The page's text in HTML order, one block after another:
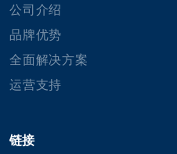
公司介绍
品牌优势
全面解决方案
运营支持
链接